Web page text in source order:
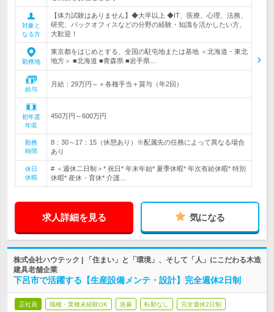
対象と
なる方
【体力試験はありません】◆大卒以上 ◆IT、医療、心理、法務、
研究、バックオフィスなどの分野の経験・知識を活かしたい方、
大歓迎！
勤務地
東京都をはじめとする、全国の駐屯地または基地 ＜北海道・東北
地方＞ ■北海道 ■青森県 ■岩手県…
給与
月給：29万円～＋各種手当＋賞与（年2回）
初年度
年収
450万円～600万円
勤務
時間
8：30～17：15（休憩あり）※配属先の任務によって異なる場合
あり
休日
休暇
# ＜週休二日制＞* 祝日* 年末年始* 夏季休暇* 年次有給休暇* 特別
休暇* 産休・育休* 介護…
求人詳細を見る 気になる
株式会社ハウテック | 「住まい」と「環境」、そして「人」にこだわる木造
建具老舗企業
下呂市で活躍する【生産設備メンテ・設計】完全週休2日制
正社員 職種・業種未経験OK 急募 転勤なし 完全週休2日制